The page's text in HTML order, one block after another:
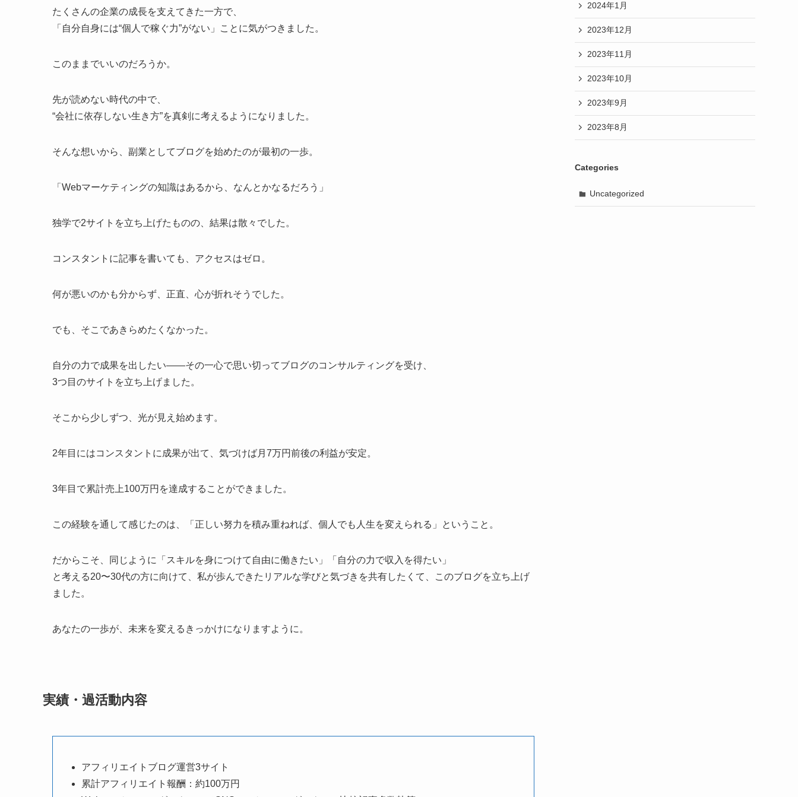
たくさんの企業の成長を支えてきた一方で、
「自分自身には“個人で稼ぐ力”がない」ことに気がつきました。
このままでいいのだろうか。
先が読めない時代の中で、
“会社に依存しない生き方”を真剣に考えるようになりました。
そんな想いから、副業としてブログを始めたのが最初の一歩。
「Webマーケティングの知識はあるから、なんとかなるだろう」
独学で2サイトを立ち上げたものの、結果は散々でした。
コンスタントに記事を書いても、アクセスはゼロ。
何が悪いのかも分からず、正直、心が折れそうでした。
でも、そこであきらめたくなかった。
自分の力で成果を出したい――その一心で思い切ってブログのコンサルティングを受け、
3つ目のサイトを立ち上げました。
そこから少しずつ、光が見え始めます。
2年目にはコンスタントに成果が出て、気づけば月7万円前後の利益が安定。
3年目で累計売上100万円を達成することができました。
この経験を通して感じたのは、「正しい努力を積み重ねれば、個人でも人生を変えられる」ということ。
だからこそ、同じように「スキルを身につけて自由に働きたい」「自分の力で収入を得たい」
と考える20〜30代の方に向けて、私が歩んできたリアルな学びと気づきを共有したくて、このブログを立ち上げ
ました。
あなたの一歩が、未来を変えるきっかけになりますように。
実績・過活動内容
アフィリエイトブログ運営3サイト
累計アフィリエイト報酬：約100万円
2024年1月
2023年12月
2023年11月
2023年10月
2023年9月
2023年8月
Categories
Uncategorized